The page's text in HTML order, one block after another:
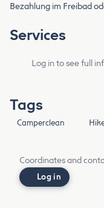
Bezahlung im Freibad
Services
Log in to see full
Tags
Camperclean
Coordinates and
Log in